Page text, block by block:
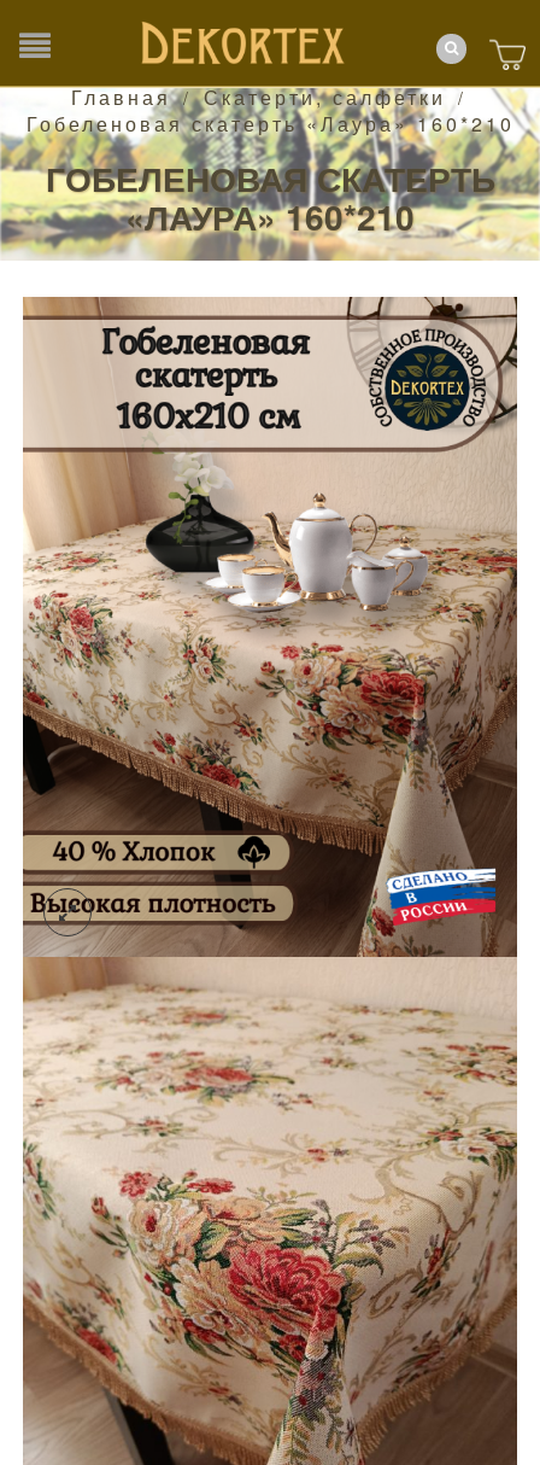
Главная / Скатерти, салфетки /
Гобеленовая скатерть «Лаура» 160*210
ГОБЕЛЕНОВАЯ СКАТЕРТЬ
«ЛАУРА» 160*210